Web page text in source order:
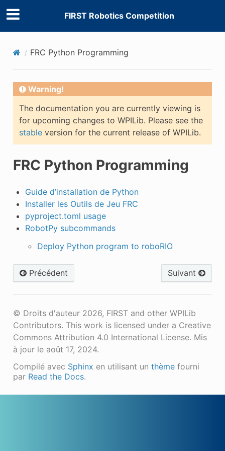
FIRST Robotics Competition
FRC Python Programming
Warning!
The documentation you are currently viewing is
for upcoming changes to WPILib. Please see the
stableversion for the current release of WPILib.
FRC Python Programming
Guide d’installation de Python
Installer les Outils de Jeu FRC
pyproject.toml usage
RobotPy subcommands
Deploy Python program to roboRIO
Précédent Suivant
© Droits d'auteur 2026, FIRST and other WPILib
Contributors. This work is licensed under a Creative
Commons Attribution 4.0 International License. Mis
à jour le août 17, 2024.
Compilé avec Sphinx en utilisant un thèmefourni
par Read the Docs.